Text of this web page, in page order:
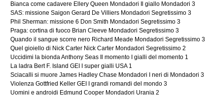
Bianca come cadavere Ellery Queen Mondadori Il giallo Mondadori 3
SAS: missione Saigon Gerard De Villiers Mondadori Segretissimo 3
Phil Sherman: missione 6 Don Smith Mondadori Segretissimo 3
Praga: cortina di fuoco Brian Cleeve Mondadori Segretissimo 3
Quando il sangue scorre nero Richard Meade Mondadori Segretissimo 3
Quel gioiello di Nick Carter Nick Carter Mondadori Segretissimo 2
Uccidimi la bionda Anthony Seas Il momento I gialli del momento 1
La ladra Bert F. Island GEI I super gialli USA 1
Sciacalli si muore James Hadley Chase Mondadori I neri di Mondadori 3
Violenza Gottfried Keller GEI I grandi romandi del mondo 3
Uomini e androidi Edmund Cooper Mondadori Urania 2